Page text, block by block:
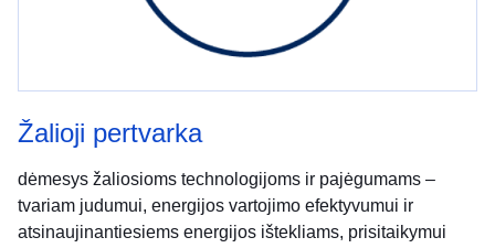
Žalioji pertvarka
dėmesys žaliosioms technologijoms ir pajėgumams –
tvariam judumui, energijos vartojimo efektyvumui ir
atsinaujinantiesiems energijos ištekliams, prisitaikymui